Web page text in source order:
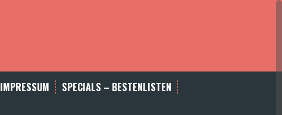
IMPRESSUM
SPECIALS – BESTENLISTEN